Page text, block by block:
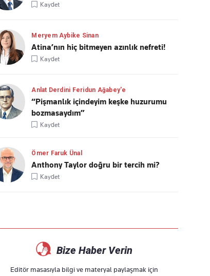
Kaydet
Meryem Aybike Sinan
Atina’nın hiç bitmeyen azınlık nefreti!
Kaydet
Anlat Derdini Feridun Ağabey'e
“Pişmanlık içindeyim keşke huzurumu
bozmasaydım”
Kaydet
Ömer Faruk Ünal
Anthony Taylor doğru bir tercih mi?
Kaydet
Bize Haber Verin
Editör masasıyla bilgi ve materyal paylaşmak için